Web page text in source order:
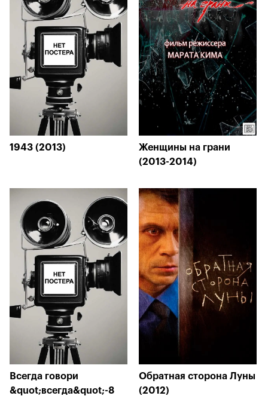
1943 (2013)
Женщины на грани
(2013-2014)
Всегда говори
&quot;всегда&quot;-8
Обратная сторона Луны
(2012)